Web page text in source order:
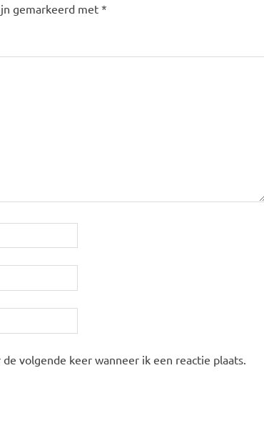
gemarkeerd met *
volgende keer wanneer ik een reactie plaats.